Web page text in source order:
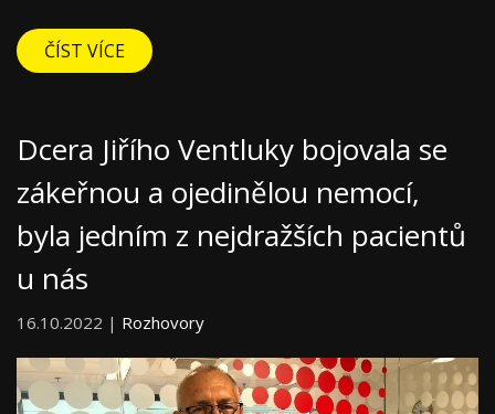
ČÍST VÍCE
Dcera Jiřího Ventluky bojovala se
zákeřnou a ojedinělou nemocí,
byla jedním z nejdražších pacientů
u nás
16.10.2022 | Rozhovory